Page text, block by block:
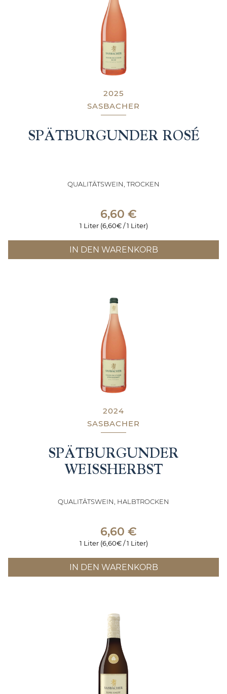
2025
SASBACHER
SPÄTBURGUNDER ROSÉ
QUALITÄTSWEIN, TROCKEN
6,60 €
1 Liter (6,60€ / 1 Liter)
IN DEN WARENKORB
2024
SASBACHER
SPÄTBURGUNDER
WEISSHERBST
QUALITÄTSWEIN, HALBTROCKEN
6,60 €
1 Liter (6,60€ / 1 Liter)
IN DEN WARENKORB